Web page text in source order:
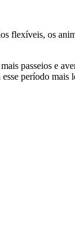
flexíveis, os
passeios e
período mais